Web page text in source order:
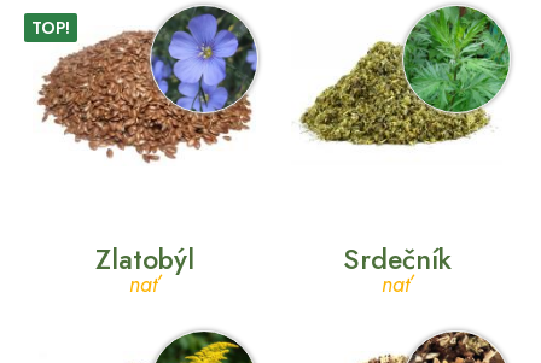
TOP!
Zlatobýl
nať
Srdečník
nať